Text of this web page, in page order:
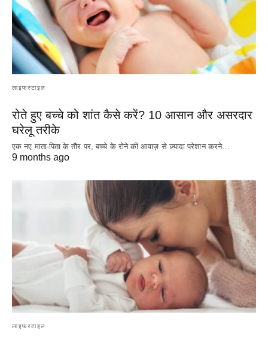
लाइफस्टाइल
रोते हुए बच्चे को शांत कैसे करें? 10 आसान और असरदार
घरेलू तरीके
एक नए माता-पिता के तौर पर, बच्चे के रोने की आवाज़ से ज़्यादा परेशान करने…
9 months ago
लाइफस्टाइल